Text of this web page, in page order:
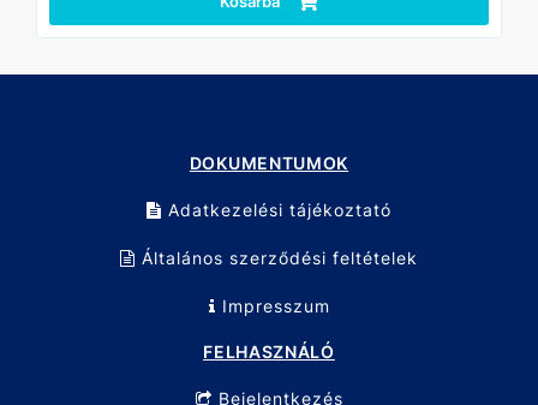
Kifejezetten ajánlott autószerelő műhelyek, ipari
felhasználásra is ideális.
Méret: T10–T50
Kivitel: extra hosszú
Anyag: Króm-vanádium (Cr-V)
DOKUMENTUMOK
Adatkezelési tájékoztató
Általános szerződési feltételek
Impresszum
FELHASZNÁLÓ
Bejelentkezés